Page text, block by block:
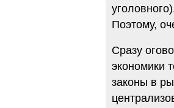
Поэтому,
Сразу
экономики
законы в